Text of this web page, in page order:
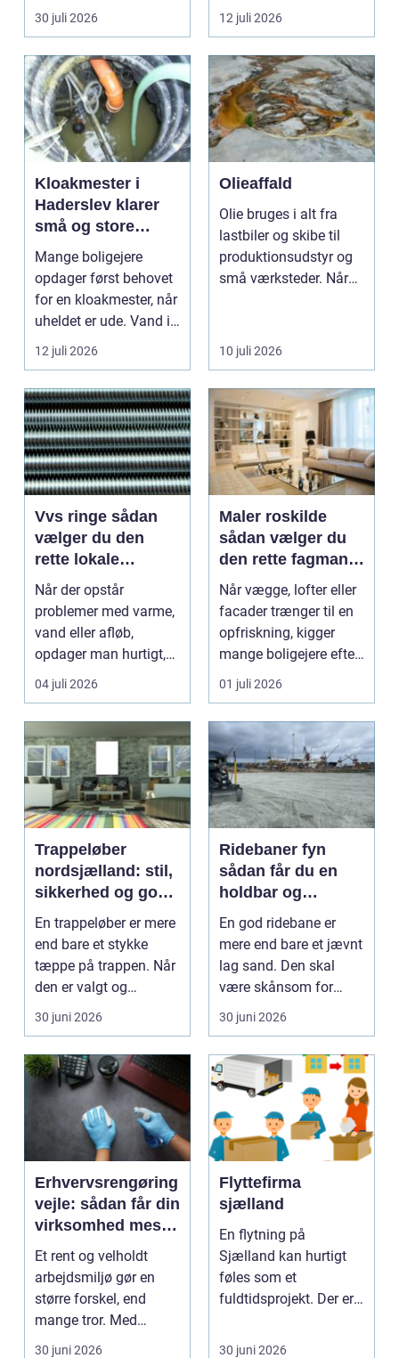
hurtigt ...
30 juli 2026
grundejerforeninger et
nødvendigt skri...
12 juli 2026
Kloakmester i
Haderslev klarer
små og store
akutte opgaver
Mange boligejere
opdager først behovet
for en kloakmester, når
uheldet er ude. Vand i
k...
12 juli 2026
Olieaffald
Olie bruges i alt fra
lastbiler og skibe til
produktionsudstyr og
små værksteder. Når
10 juli 2026
Vvs ringe sådan
vælger du den
rette lokale
installatør
Når der opstår
problemer med varme,
vand eller afløb,
opdager man hurtigt,
hvor afhængig
hverdagen e...
04 juli 2026
Maler roskilde
sådan vælger du
den rette fagmand
til opgaven
Når vægge, lofter eller
facader trænger til en
opfriskning, kigger
mange boligejere efter
en maler R...
01 juli 2026
Trappeløber
nordsjælland: stil,
sikkerhed og god
akustik i hjemmet
En trappeløber er mere
end bare et stykke
tæppe på trappen. Når
den er valgt og
monteret rigtigt, gi...
30 juni 2026
Ridebaner fyn
sådan får du en
holdbar og
velfungerende
ridebane
En god ridebane er
mere end bare et jævnt
lag sand. Den skal
være skånsom for
heste, fungere året ru...
30 juni 2026
Erhvervsrengøring
vejle: sådan får din
virksomhed mest
ud af
rengøringsbudgett
et
Et rent og velholdt
arbejdsmiljø gør en
større forskel, end
mange tror. Med
professionel
30 juni 2026
Flyttefirma
sjælland
En flytning på
Sjælland kan hurtigt
føles som et
fuldtidsprojekt. Der er
adresse...
30 juni 2026